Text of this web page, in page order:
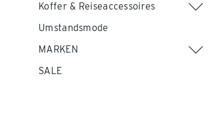
Koffer & Reiseaccessoires
Umstandsmode
MARKEN
SALE